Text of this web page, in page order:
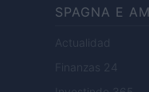
SPAGNA E
Actualidad
Finanzas 24